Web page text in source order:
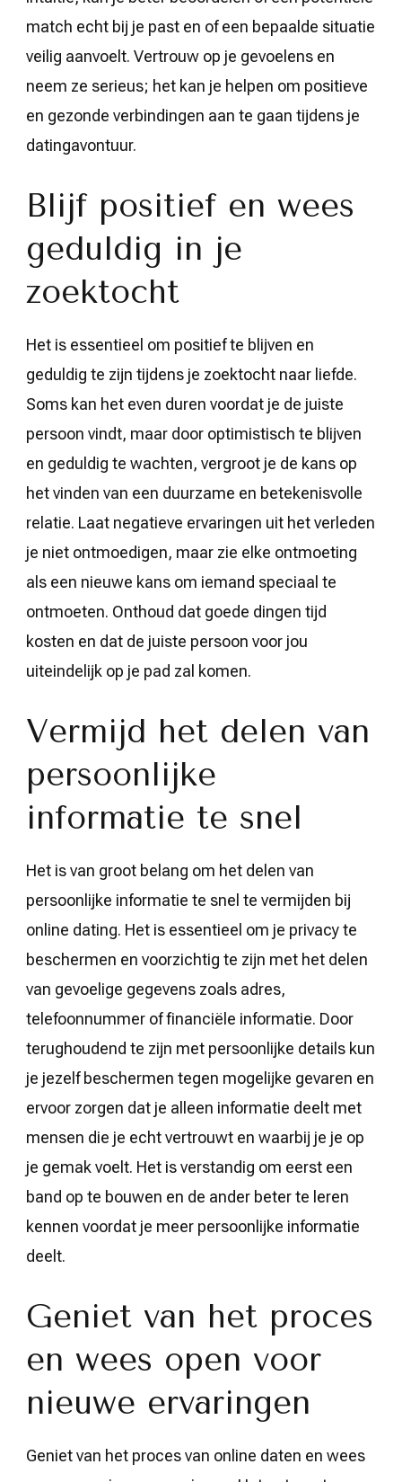
match echt bij je past en of een bepaalde situatie
veilig aanvoelt. Vertrouw op je gevoelens en
neem ze serieus; het kan je helpen om positieve
en gezonde verbindingen aan te gaan tijdens je
datingavontuur.
Blijf positief en wees
geduldig in je
zoektocht
Het is essentieel om positief te blijven en
geduldig te zijn tijdens je zoektocht naar liefde.
Soms kan het even duren voordat je de juiste
persoon vindt, maar door optimistisch te blijven
en geduldig te wachten, vergroot je de kans op
het vinden van een duurzame en betekenisvolle
relatie. Laat negatieve ervaringen uit het verleden
je niet ontmoedigen, maar zie elke ontmoeting
als een nieuwe kans om iemand speciaal te
ontmoeten. Onthoud dat goede dingen tijd
kosten en dat de juiste persoon voor jou
uiteindelijk op je pad zal komen.
Vermijd het delen van
persoonlijke
informatie te snel
Het is van groot belang om het delen van
persoonlijke informatie te snel te vermijden bij
online dating. Het is essentieel om je privacy te
beschermen en voorzichtig te zijn met het delen
van gevoelige gegevens zoals adres,
telefoonnummer of financiële informatie. Door
terughoudend te zijn met persoonlijke details kun
je jezelf beschermen tegen mogelijke gevaren en
ervoor zorgen dat je alleen informatie deelt met
mensen die je echt vertrouwt en waarbij je je op
je gemak voelt. Het is verstandig om eerst een
band op te bouwen en de ander beter te leren
kennen voordat je meer persoonlijke informatie
deelt.
Geniet van het proces
en wees open voor
nieuwe ervaringen
Geniet van het proces van online daten en wees